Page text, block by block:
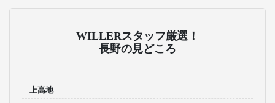
WILLERスタッフ厳選！
長野の見どころ
上高地